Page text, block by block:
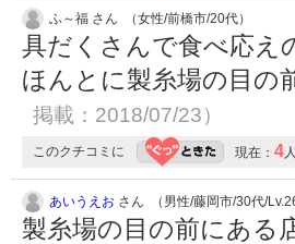
ふ～福 さん （女性/前橋市/20代）
具だくさんで食べ応え
ほんとに製糸場の目の
掲載：2018/07/23）
このクチコミに 現在： 4 人
あいうえお さん （男性/藤岡市/30代/Lv.26
製糸場の目の前にある